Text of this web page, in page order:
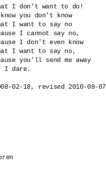
I don't want to do!
you don't know
I want to say no
I cannot say no,
I don't even know
I want to say no,
you'll send me away
I dare.
02-18, revised 2010-09-07